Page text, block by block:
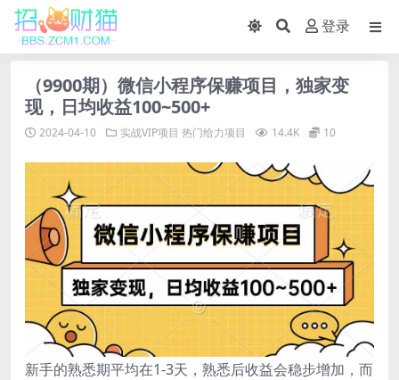
登录
（9900期）微信小程序保赚项目，独家变
现，日均收益100~500+
2024-04-10 实战VIP项目 热门给力项目 14.4K 10
新手的熟悉期平均在1-3天，熟悉后收益会稳步增加，而